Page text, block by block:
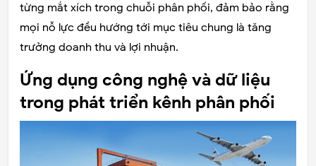
từng mắt xích trong chuỗi phân phối, đảm bảo rằng
mọi nỗ lực đều hướng tới mục tiêu chung là tăng
trưởng doanh thu và lợi nhuận.
Ứng dụng công nghệ và dữ liệu
trong phát triển kênh phân phối